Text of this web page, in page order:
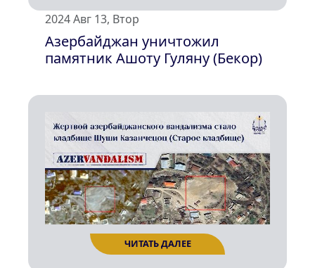
ЧИТАТЬ ДАЛЕЕ
2024 Авг 13, Втор
Азербайджан уничтожил
памятник Ашоту Гуляну (Бекор)